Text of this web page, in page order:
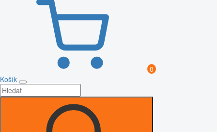
0
Košík